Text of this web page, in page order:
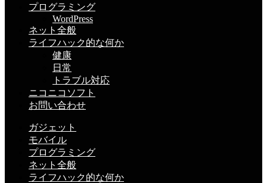
プログラミング
WordPress
ネット全般
ライフハック的な何か
健康
日常
トラブル対応
ニコニコソフト
お問い合わせ
ガジェット
モバイル
プログラミング
ネット全般
ライフハック的な何か